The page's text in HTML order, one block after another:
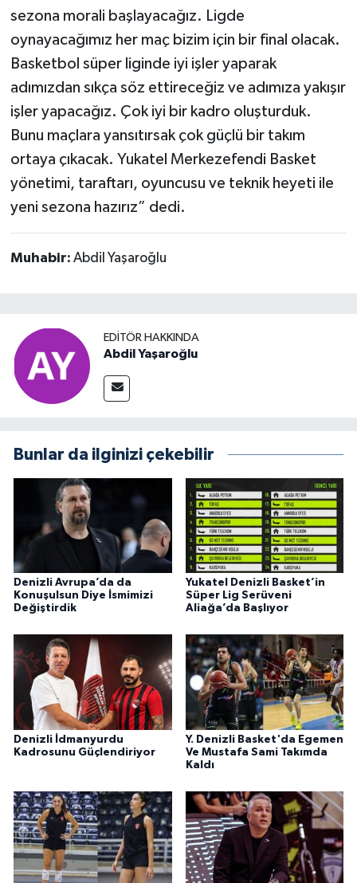
sezona morali başlayacağız. Ligde
oynayacağımız her maç bizim için bir final olacak.
Basketbol süper liginde iyi işler yaparak
adımızdan sıkça söz ettireceğiz ve adımıza yakışır
işler yapacağız. Çok iyi bir kadro oluşturduk.
Bunu maçlara yansıtırsak çok güçlü bir takım
ortaya çıkacak. Yukatel Merkezefendi Basket
yönetimi, taraftarı, oyuncusu ve teknik heyeti ile
yeni sezona hazırız” dedi.
Muhabir: Abdil Yaşaroğlu
EDITÖR HAKKINDA
Abdil Yaşaroğlu
Bunlar da ilginizi çekebilir
Denizli Avrupa’da da
Konuşulsun Diye İsmimizi
Değiştirdik
Yukatel Denizli Basket’in
Süper Lig Serüveni
Aliağa’da Başlıyor
Denizli İdmanyurdu
Kadrosunu Güçlendiriyor
Y. Denizli Basket'da Egemen
Ve Mustafa Sami Takımda
Kaldı